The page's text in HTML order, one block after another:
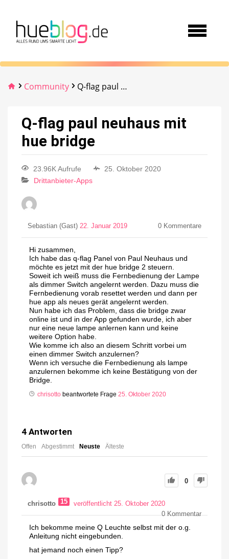
Community Q-flag paul neuhaus mit hue bridge
Q-flag paul neuhaus mit
hue bridge
23.96K Aufrufe
25. Oktober 2020
Drittanbieter-Apps
Sebastian (Gast) 22. Januar 2019 0 Kommentare
Hi zusammen,
Ich habe das q-flag Panel von Paul Neuhaus und
möchte es jetzt mit der hue bridge 2 steuern.
Soweit ich weiß muss die Fernbedienung der Lampe
als dimmer Switch angelernt werden. Dazu muss die
Fernbedienung vorab resettet werden und dann per
hue app als neues gerät angelernt werden.
Nun habe ich das Problem, dass die bridge zwar
online ist und in der App gefunden wurde, ich aber
nur eine neue lampe anlernen kann und keine
weitere Option habe.
Wie komme ich also an diesem Schritt vorbei um
einen dimmer Switch anzulernen?
Wenn ich versuche die Fernbedienung als lampe
anzulernen bekomme ich keine Bestätigung von der
Bridge.
chrisotto beantwortete Frage 25. Oktober 2020
4 Antworten
Offen Abgestimmt Neuste Älteste
0
chrisotto 15
veröffentlicht 25. Oktober 2020
0Kommentar
Ich bekomme meine Q Leuchte selbst mit der o.g.
Anleitung nicht eingebunden.
hat jemand noch einen Tipp?